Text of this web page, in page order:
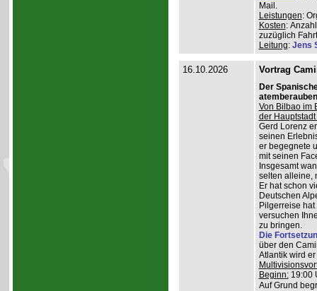
Mail.
Leistungen:
Kosten:
zuzüglich
Leitung: Jens
16.10.2026 Vortrag
Der
Von Bilbao im
der
Gerd Lorenz
seinen
er begegnete
mit seinen
Insgesamt
selten alleine,
Er hat schon
Deutschen
Pilgerreise
versuchen
zu bringen.
Die
über den
Atlantik wird
Beginn:19:00
Auf Grund